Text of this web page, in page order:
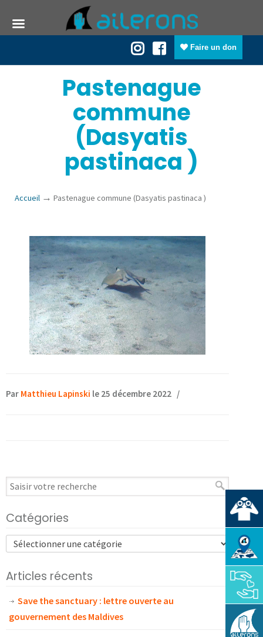
Faire un don
Pastenague
commune
(Dasyatis
pastinaca )
Accueil → Pastenague commune (Dasyatis pastinaca )
Par Matthieu Lapinski le 25 décembre 2022 /
Catégories
Articles récents
Save the sanctuary : lettre ouverte au
gouvernement des Maldives